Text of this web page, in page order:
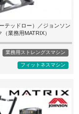
テッドロー）／ジョンソン
業務用MATRIX）
業務用ストレングスマシン
フィットネスマシン